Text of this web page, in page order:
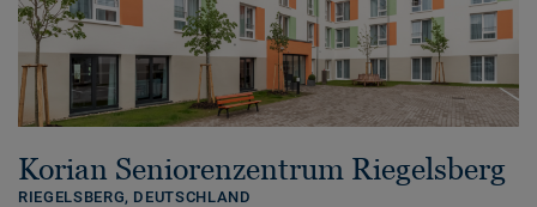
Korian Seniorenzentrum Riegelsberg
RIEGELSBERG, DEUTSCHLAND